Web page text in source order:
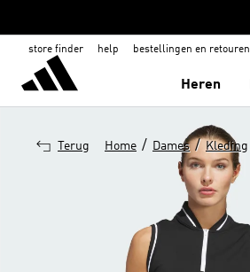
store finder help bestellingen en retouren
Heren
Terug Home / Dames / Kleding